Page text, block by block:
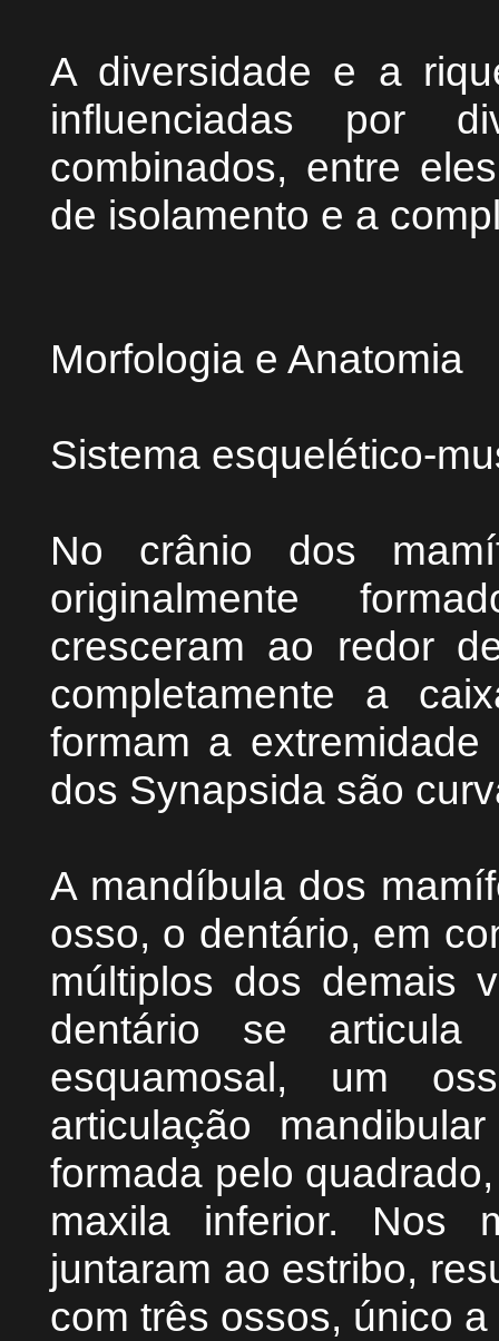
A diversidade e a
influenciadas por
combinados, entre
de isolamento e a
Morfologia e Anatomia
Sistema esquelético-
No crânio dos
originalmente
cresceram ao redor
completamente a
formam a
dos Synapsida são
A mandíbula dos
osso, o dentário, em
múltiplos dos demais
dentário se
esquamosal, um
articulação
formada pelo
maxila inferior. Nos
juntaram ao estribo,
com três ossos, único